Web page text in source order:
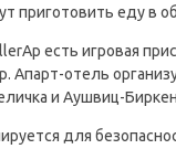
приготовить еду в
есть игровая
Апарт-отель
и Аушвиц-
для